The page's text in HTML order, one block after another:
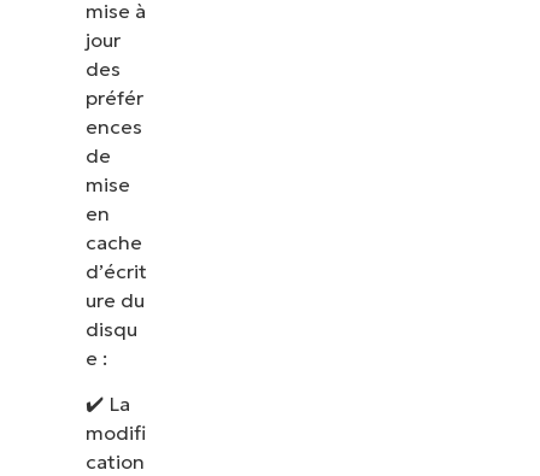
mise à
jour
des
préfér
ences
de
mise
en
cache
d’écrit
ure du
disqu
e :
✔️ La
modifi
cation